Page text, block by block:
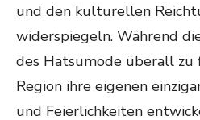
und den kulturellen
widerspiegeln. Während
des Hatsumode überall zu
Region ihre eigenen
und Feierlichkeiten